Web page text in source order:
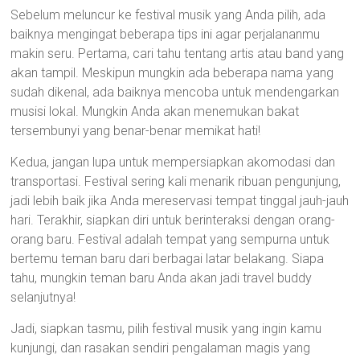
Sebelum meluncur ke festival musik yang Anda pilih, ada
baiknya mengingat beberapa tips ini agar perjalananmu
makin seru. Pertama, cari tahu tentang artis atau band yang
akan tampil. Meskipun mungkin ada beberapa nama yang
sudah dikenal, ada baiknya mencoba untuk mendengarkan
musisi lokal. Mungkin Anda akan menemukan bakat
tersembunyi yang benar-benar memikat hati!
Kedua, jangan lupa untuk mempersiapkan akomodasi dan
transportasi. Festival sering kali menarik ribuan pengunjung,
jadi lebih baik jika Anda mereservasi tempat tinggal jauh-jauh
hari. Terakhir, siapkan diri untuk berinteraksi dengan orang-
orang baru. Festival adalah tempat yang sempurna untuk
bertemu teman baru dari berbagai latar belakang. Siapa
tahu, mungkin teman baru Anda akan jadi travel buddy
selanjutnya!
Jadi, siapkan tasmu, pilih festival musik yang ingin kamu
kunjungi, dan rasakan sendiri pengalaman magis yang